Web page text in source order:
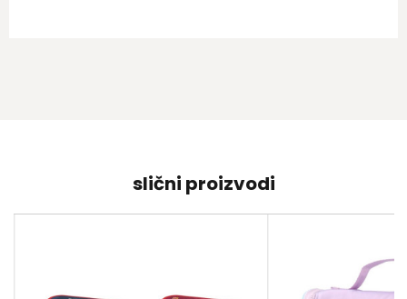
slični proizvodi